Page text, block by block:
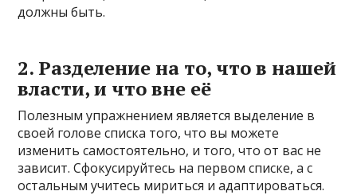
должны быть.
2. Разделение на то, что в нашей
власти, и что вне её
Полезным упражнением является выделение в
своей голове списка того, что вы можете
изменить самостоятельно, и того, что от вас не
зависит. Сфокусируйтесь на первом списке, а с
остальным учитесь мириться и адаптироваться.